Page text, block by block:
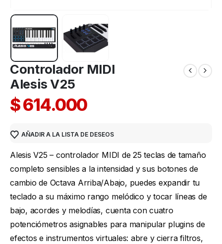
Controlador MIDI
Alesis V25
$614.000
AÑADIR A LA LISTA DE DESEOS
Alesis V25 – controlador MIDI de 25 teclas de tamaño
completo sensibles a la intensidad y sus botones de
cambio de Octava Arriba/Abajo, puedes expandir tu
teclado a su máximo rango melódico y tocar líneas de
bajo, acordes y melodías, cuenta con cuatro
potenciómetros asignables para manipular plugins de
efectos e instrumentos virtuales: abre y cierra filtros,